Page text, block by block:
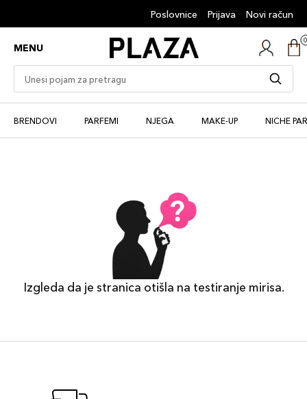
Poslovnice Prijava Novi račun
MENU
BRENDOVI PARFEMI NJEGA MAKE-UP NICHE
Izgleda da je stranica otišla na testiranje mirisa.